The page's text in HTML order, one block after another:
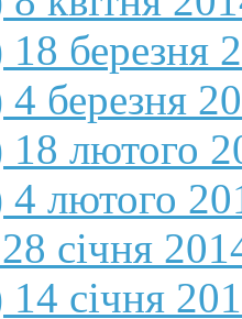
березня
березня
лютого
лютого
січня
січня